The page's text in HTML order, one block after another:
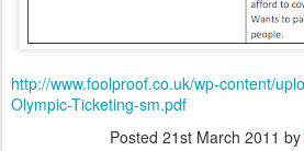
http://www.foolproof.co.uk/wp-content/
Olympic-Ticketing-sm.pdf
Posted 21st March 2011 by